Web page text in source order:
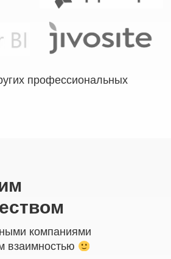
профессиональных
компаниями
взаимностью